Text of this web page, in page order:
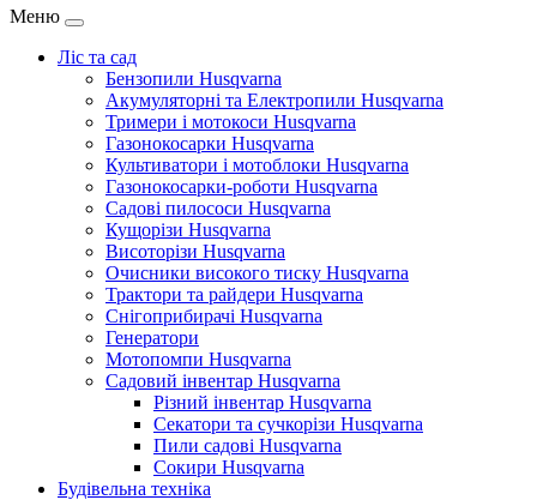
Меню
Ліс та сад
Бензопили Husqvarna
Акумуляторні та Електропили Husqvarna
Тримери і мотокоси Husqvarna
Газонокосарки Husqvarna
Культиватори і мотоблоки Husqvarna
Газонокосарки-роботи Husqvarna
Садові пилососи Husqvarna
Кущорізи Husqvarna
Висоторізи Husqvarna
Очисники високого тиску Husqvarna
Трактори та райдери Husqvarna
Снігоприбирачі Husqvarna
Генератори
Мотопомпи Husqvarna
Садовий інвентар Husqvarna
Різний інвентар Husqvarna
Секатори та сучкорізи Husqvarna
Пили садові Husqvarna
Сокири Husqvarna
Будівельна техніка